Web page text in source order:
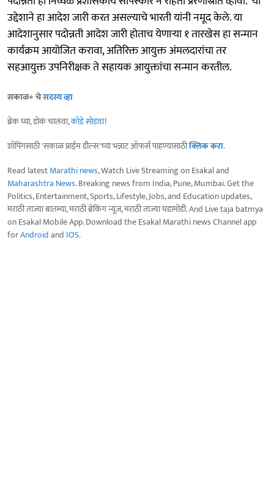
उद्देशाने हा आदेश जारी करत असल्याचे भारती यांनी नमूद केले. या
आदेशानुसार पदोन्नती आदेश जारी होताच येणाऱ्या १ तारखेस हा सन्मान
कार्यक्रम आयोजित करावा, अतिरिक्त आयुक्त अंमलदारांचा तर
सहआयुक्त उपनिरीक्षक ते सहायक आयुक्तांचा सन्मान करतील.
सकाळ+ चेसदस्य व्हा
ब्रेक घ्या, डोकं चालवा,कोडे सोडवा!
शॉपिंगसाठी 'सकाळ प्राईम डील्स'च्या भन्नाट ऑफर्स पाहण्यासाठीक्लिक करा.
Read latestMarathi news, Watch Live Streaming on Esakal and
Maharashtra News. Breaking news from India, Pune, Mumbai. Get the
Politics, Entertainment, Sports, Lifestyle, Jobs, and Education updates,
मराठी ताज्या बातम्या, मराठी ब्रेकिंग न्यूज, मराठी ताज्या घडामोडी. And Live taja batmya
on Esakal Mobile App. Download the Esakal Marathi news Channel app
forAndroidand IOS.